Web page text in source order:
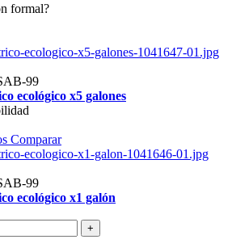
formal?
99
ecológico x5 galones
Comparar
99
ecológico x1 galón
+